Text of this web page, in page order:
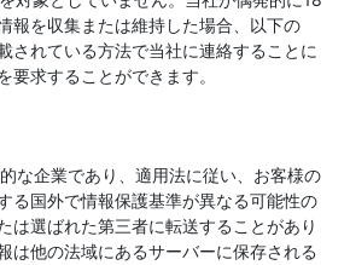
報を収集または維持した場合、以下の
されている方法で当社に連絡することに
要求することができます。
な企業であり、適用法に従い、お客様の
る国外で情報保護基準が異なる可能性の
は選ばれた第三者に転送することがあり
は他の法域にあるサーバーに保存される